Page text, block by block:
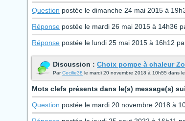
Question postée le dimanche 24 mai 2015 à
Réponse postée le mardi 26 mai 2015 à 14h36
Réponse postée le lundi 25 mai 2015 à 16h12
Discussion : Choix pompe à chaleur
ParCecilie38 le mardi 20 novembre 2018 à 10h55 dans
Mots clefs présents dans le(s) message(s)
Question postée le mardi 20 novembre 2018 à